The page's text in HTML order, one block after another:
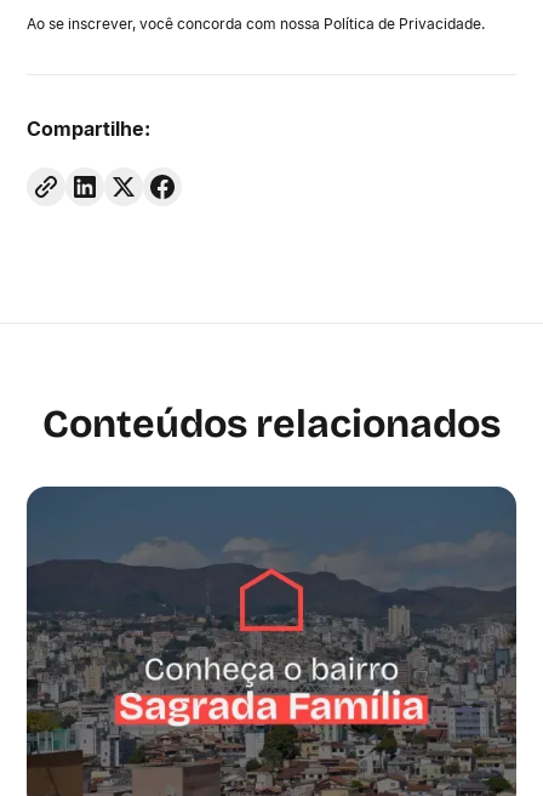
Ao se inscrever, você concorda com nossa Política de Privacidade.
Compartilhe:
Conteúdos relacionados